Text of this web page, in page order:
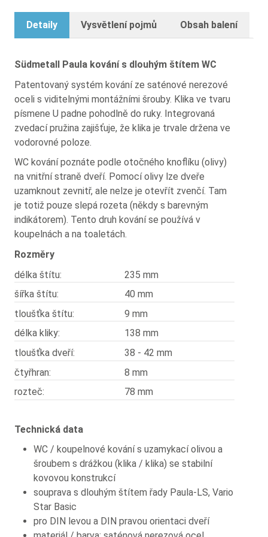
Detaily Vysvětlení pojmů Obsah balení
Südmetall Paula kování s dlouhým štítem WC
Patentovaný systém kování ze saténové nerezové
oceli s viditelnými montážními šrouby. Klika ve tvaru
písmene U padne pohodlně do ruky. Integrovaná
zvedací pružina zajišťuje, že klika je trvale držena ve
vodorovné poloze.
WC kování poznáte podle otočného knoflíku (olivy)
na vnitřní straně dveří. Pomocí olivy lze dveře
uzamknout zevnitř, ale nelze je otevřít zvenčí. Tam
je totiž pouze slepá rozeta (někdy s barevným
indikátorem). Tento druh kování se používá v
koupelnách a na toaletách.
Rozměry
délka štítu:
235 mm
šířka štítu:
40 mm
tloušťka štítu:
9 mm
délka kliky:
138 mm
tloušťka dveří:
38 - 42 mm
čtyřhran:
8 mm
rozteč:
78 mm
Technická data
WC / koupelnové kování s uzamykací olivou a
šroubem s drážkou (klika / klika) se stabilní
kovovou konstrukcí
souprava s dlouhým štítem řady Paula-LS, Vario
Star Basic
pro DIN levou a DIN pravou orientaci dveří